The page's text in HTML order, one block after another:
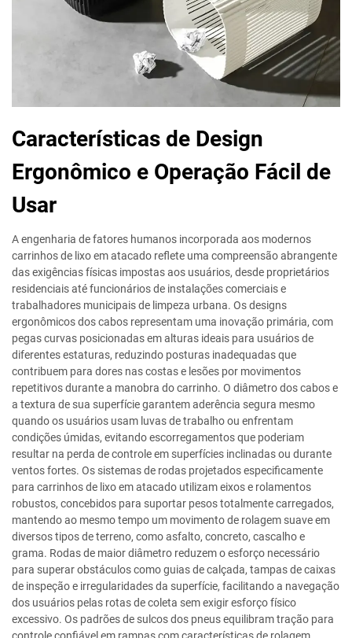
Características de Design
Ergonômico e Operação Fácil de
Usar
A engenharia de fatores humanos incorporada aos modernos
carrinhos de lixo em atacado reflete uma compreensão abrangente
das exigências físicas impostas aos usuários, desde proprietários
residenciais até funcionários de instalações comerciais e
trabalhadores municipais de limpeza urbana. Os designs
ergonômicos dos cabos representam uma inovação primária, com
pegas curvas posicionadas em alturas ideais para usuários de
diferentes estaturas, reduzindo posturas inadequadas que
contribuem para dores nas costas e lesões por movimentos
repetitivos durante a manobra do carrinho. O diâmetro dos cabos e
a textura de sua superfície garantem aderência segura mesmo
quando os usuários usam luvas de trabalho ou enfrentam
condições úmidas, evitando escorregamentos que poderiam
resultar na perda de controle em superfícies inclinadas ou durante
ventos fortes. Os sistemas de rodas projetados especificamente
para carrinhos de lixo em atacado utilizam eixos e rolamentos
robustos, concebidos para suportar pesos totalmente carregados,
mantendo ao mesmo tempo um movimento de rolagem suave em
diversos tipos de terreno, como asfalto, concreto, cascalho e
grama. Rodas de maior diâmetro reduzem o esforço necessário
para superar obstáculos como guias de calçada, tampas de caixas
de inspeção e irregularidades da superfície, facilitando a navegação
dos usuários pelas rotas de coleta sem exigir esforço físico
excessivo. Os padrões de sulcos dos pneus equilibram tração para